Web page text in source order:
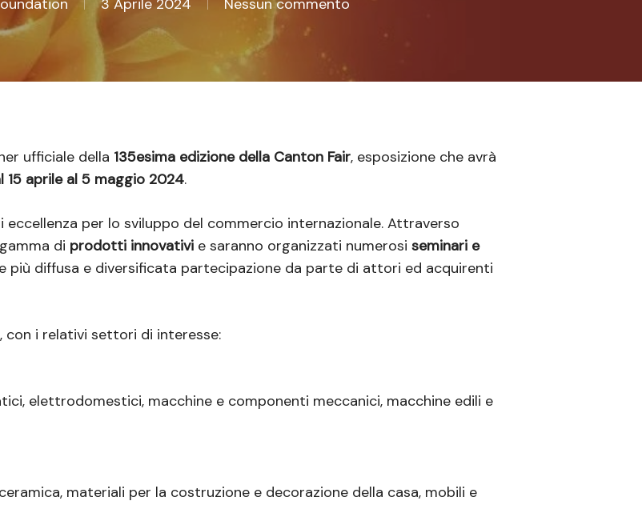
3 Aprile 2024 Nessun commento
ufficiale della 135esima edizione della Canton Fair, esposizione che avrà
15 aprile al 5 maggio 2024.
per lo sviluppo del commercio internazionale. Attraverso
di prodotti innovativi e saranno organizzati numerosi seminari e
più diffusa e diversificata partecipazione da parte di attori ed acquirenti
con i relativi settori di interesse:
elettrodomestici, macchine e componenti meccanici, macchine edili e
materiali per la costruzione e decorazione della casa, mobili e